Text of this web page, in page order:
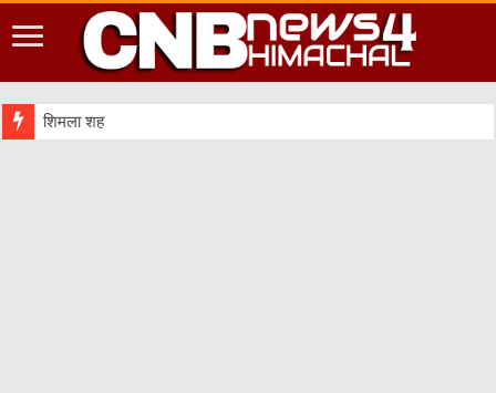
शिमला शहर में आपदा की दृष्टि से संवेद